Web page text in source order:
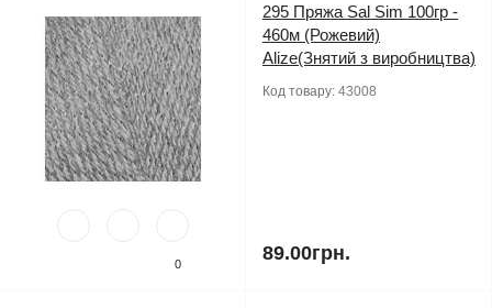
0
295 Пряжа Sal Sim 100гр -
460м (Рожевий)
Alize(Знятий з виробництва)
Код товару: 43008
89.00грн.